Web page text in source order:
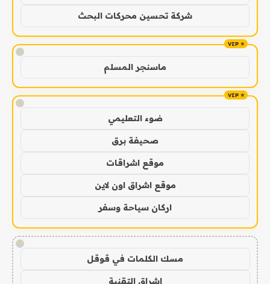
شركة تحسين محركات البحث
!
ماسنجر المسلم
!
ضوء التعليمي
صحيفة برق
موقع اشراقات
موقع اشراق اون لاين
اركان سياحة وسفر
!
مسك الكلمات في قوقل
اشراق التقنية